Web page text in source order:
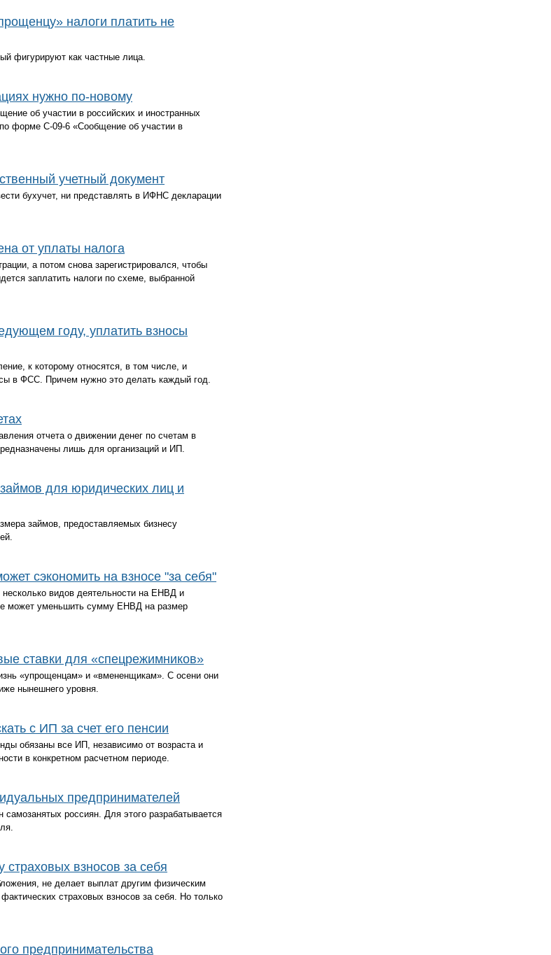
налоги платить не
фигурируют как частные лица.
нужно по-новому
об участии в российских и иностранных
форме С-09-6 «Сообщение об участии в
учетный документ
бухучет, ни представлять в ИФНС декларации
от уплаты налога
а потом снова зарегистрировался, чтобы
заплатить налоги по схеме, выбранной
году, уплатить взносы
к которому относятся, в том числе, и
в ФСС. Причем нужно это делать каждый год.
отчета о движении денег по счетам в
лишь для организаций и ИП.
для юридических лиц и
займов, предоставляемых бизнесу
сэкономить на взносе "за себя"
видов деятельности на ЕНВД и
может уменьшить сумму ЕНВД на размер
ставки для «спецрежимников»
«упрощенцам» и «вмененщикам». С осени они
нынешнего уровня.
с ИП за счет его пенсии
обязаны все ИП, независимо от возраста и
в конкретном расчетном периоде.
предпринимателей
самозанятых россиян. Для этого разрабатывается
взносов за себя
не делает выплат другим физическим
страховых взносов за себя. Но только
предпринимательства